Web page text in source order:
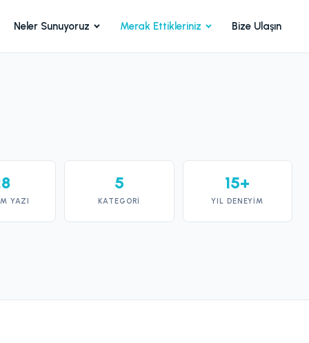
Neler Sunuyoruz Merak Ettikleriniz Bize Ulaşın
YAZI
5
KATEGORI
15+
YIL DENEYIM